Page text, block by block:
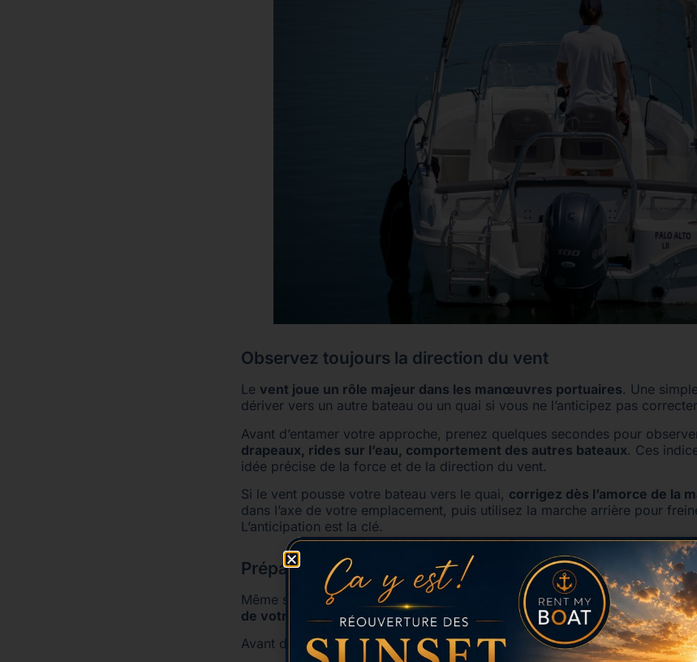
Observez toujours la direction du vent
Le vent joue un rôle majeur dans les manœuvres portuaires. Une
dériver vers un autre bateau ou un quai si vous ne l’anticipez pas
Avant d’entamer votre approche, prenez quelques secondes pour
drapeaux, rides sur l’eau, comportement des autres bateaux. Ces
idée précise de la force et de la direction du vent.
Si le vent pousse votre bateau vers le quai, corrigez dès l’amorce de la
dans l’axe de votre emplacement, puis utilisez la marche arrière pour
L’anticipation est la clé.
Préparez votre équipage avant d’amarrer
Même si vous êtes à l’aise à la barre, la réussite de l’amarrage dépend
de votre équipage.
Avant d’arriver à quai, prenez quelques instants pour expliquer les rôles